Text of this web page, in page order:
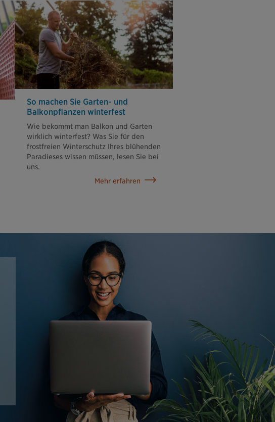
So machen Sie Garten- und
Balkonpflanzen winterfest
Wie bekommt man Balkon und Garten
wirklich winterfest? Was Sie für den
frostfreien Winterschutz Ihres blühenden
Paradieses wissen müssen, lesen Sie bei
uns.
Mehr erfahren